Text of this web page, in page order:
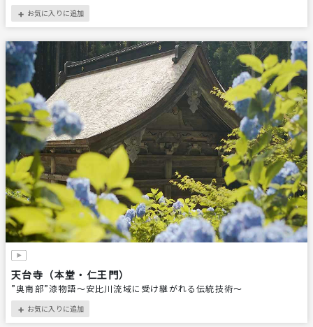
＋ お気に入りに追加
天台寺（本堂・仁王門）
”奥南部”漆物語～安比川流域に受け継がれる伝統技術～
＋ お気に入りに追加